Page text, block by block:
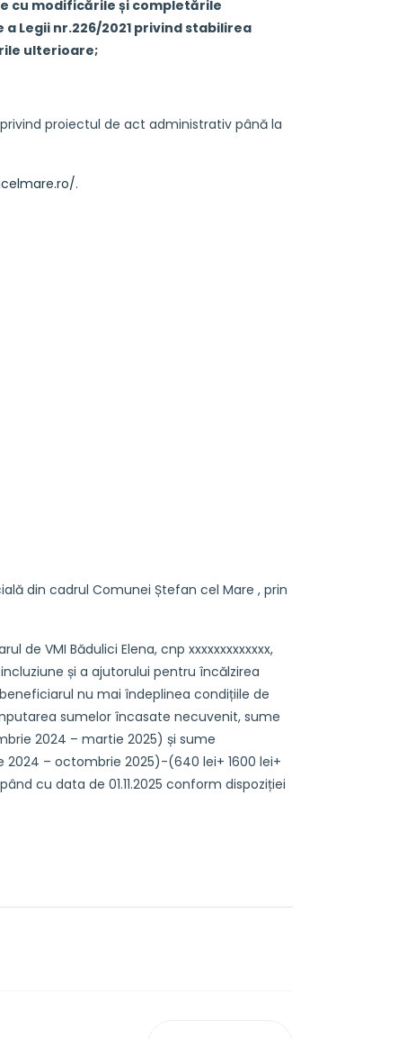
cu modificările și completările
Legii nr.226/2021 privind stabilirea
ulterioare;
proiectul de act administrativ până la
.
din cadrul Comunei Ștefan cel Mare , prin
de VMI Bădulici Elena, cnp xxxxxxxxxxxxx,
și a ajutorului pentru încălzirea
nu mai îndeplinea condițiile de
sumelor încasate necuvenit, sume
2024 – martie 2025) și sume
– octombrie 2025)-(640 lei+ 1600 lei+
cu data de 01.11.2025 conform dispoziției